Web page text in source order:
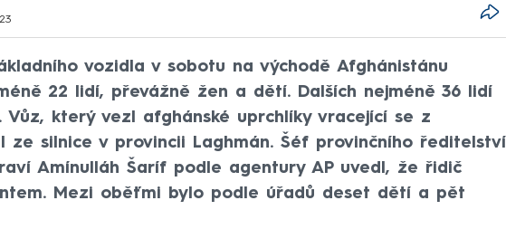
vozidla v sobotu na východě Afghánistánu
22 lidí, převážně žen a dětí. Dalších nejméně 36 lidí
Vůz, který vezl afghánské uprchlíky vracející se z
ze silnice v provincii Laghmán. Šéf provinčního ředitelství
Amínulláh Šaríf podle agentury AP uvedl, že řidič
Mezi oběťmi bylo podle úřadů deset dětí a pět